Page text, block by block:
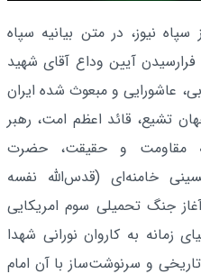
سپاه نیوز، در متن بیانیه سپاه
فرارسیدن آیین وداع آقای شهید
عاشورایی و مبعوث شده ایران
تشیع، قائد اعظم امت، رهبر
مقاومت و حقیقت، حضرت
خامنه‌ای (قدس‌الله نفسه
جنگ تحمیلی سوم امریکایی
زمانه به کاروان نورانی شهدا
و سرنوشت‌ساز با آن امام